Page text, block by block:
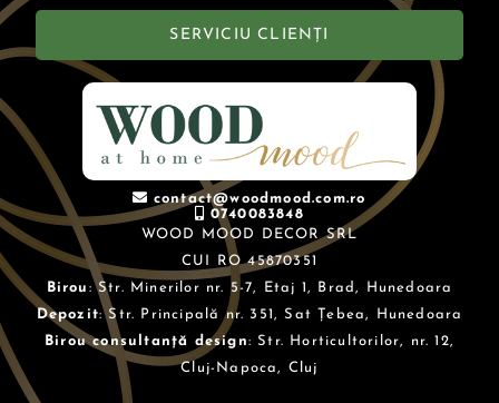
SERVICIU CLIENȚI
contact@woodmood.com.ro
0740083848
WOOD MOOD DECOR SRL
CUI RO 45870351
Birou : Str. Minerilor nr. 5-7, Etaj 1, Brad, Hunedoara
Depozit: Str. Principală nr. 351, Sat Țebea, Hunedoara
Birou consultanță design: Str. Horticultorilor, nr. 12,
Cluj-Napoca, Cluj